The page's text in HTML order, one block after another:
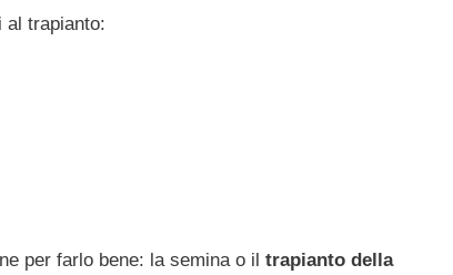
al trapianto:
per farlo bene: la semina o il trapianto della